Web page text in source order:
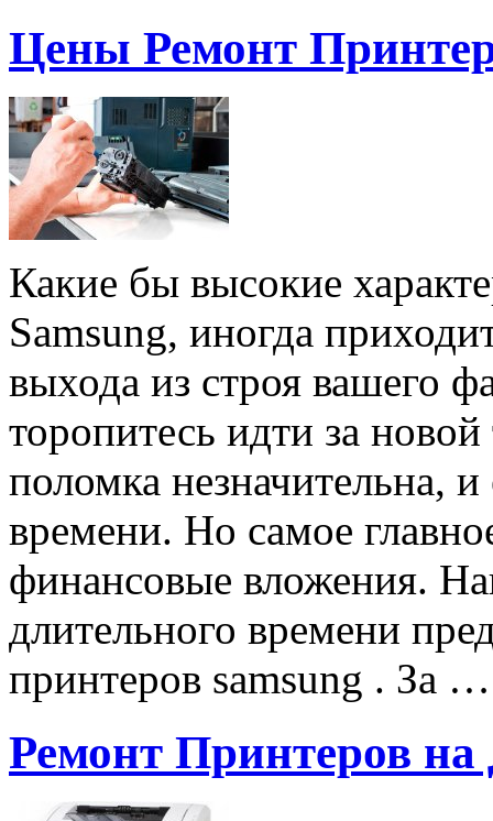
Цены Ремонт
Какие бы высокие
Samsung, иногда
выхода из строя вашего
торопитесь идти за
поломка незначительна,
времени. Но самое
финансовые вложения.
длительного времени
принтеров samsung . За …
Ремонт Принтеров